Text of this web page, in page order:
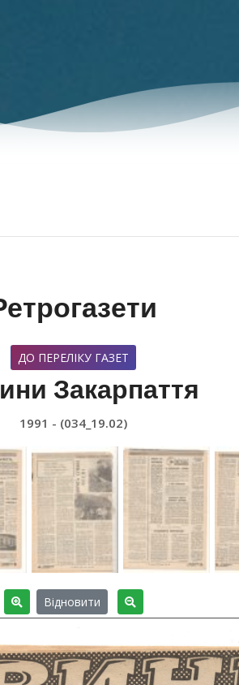
ДО ПЕРЕЛІКУ ГАЗЕТ
Закарпаття
1991 - (034_19.02)
Відновити